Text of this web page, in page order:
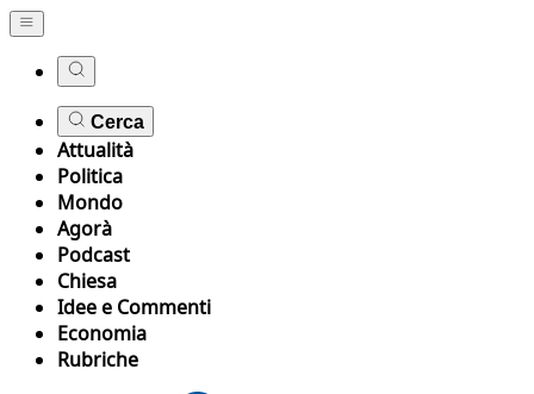
Cerca
Attualità
Politica
Mondo
Agorà
Podcast
Chiesa
Idee e Commenti
Economia
Rubriche